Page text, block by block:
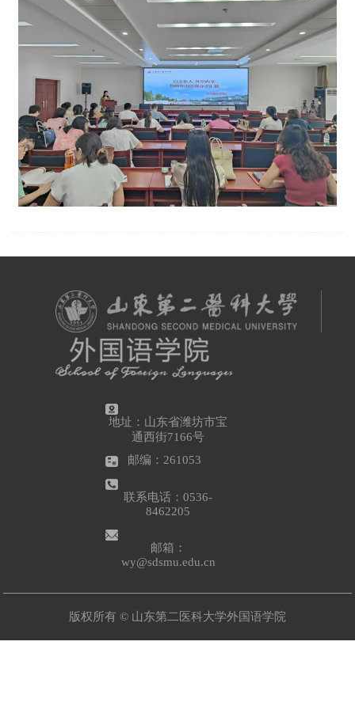
地址：山东省潍坊市宝
通西街7166号
邮编：261053
联系电话：0536-
8462205
邮箱：
wy@sdsmu.edu.cn
版权所有 © 山东第二医科大学外国语学院